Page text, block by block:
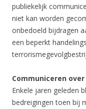
publiekelijk
niet kan worden
onbedoeld bijdragen
een beperkt
Communiceren
Enkele jaren geleden
bedreigingen toen bij